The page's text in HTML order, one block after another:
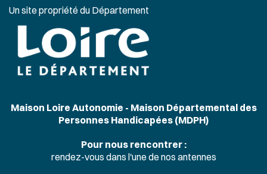
Un site propriété du Département
Maison Loire Autonomie - Maison Départemental des
Personnes Handicapées (MDPH)
Pour nous rencontrer :
rendez-vous dans l'une de nos antennes